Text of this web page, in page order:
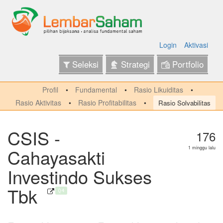
Login Aktivasi
Seleksi Strategi Portfolio
Profil Fundamental
Rasio Likuiditas
Rasio Aktivitas
Rasio Profitabilitas Rasio Solvabilitas
CSIS -
Cahayasakti
Investindo Sukses
Tbk Q4
176
1 minggu lalu